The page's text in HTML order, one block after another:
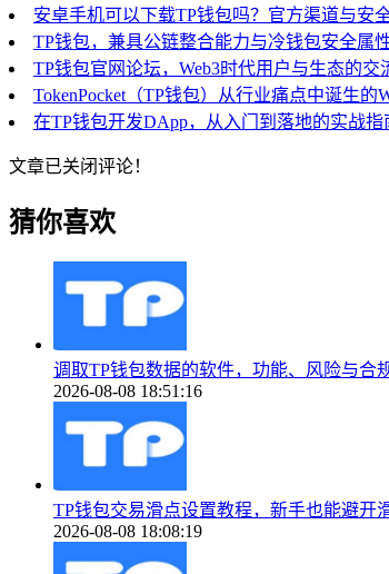
安卓手机可以下载TP钱包吗？官方渠道与安
TP钱包，兼具公链整合能力与冷钱包安全属
TP钱包官网论坛，Web3时代用户与生态的交
TokenPocket（TP钱包）从行业痛点中诞生的
在TP钱包开发DApp，从入门到落地的实战指
文章已关闭评论！
猜你喜欢
调取TP钱包数据的软件，功能、风险与合
2026-08-08 18:51:16
TP钱包交易滑点设置教程，新手也能避开
2026-08-08 18:08:19